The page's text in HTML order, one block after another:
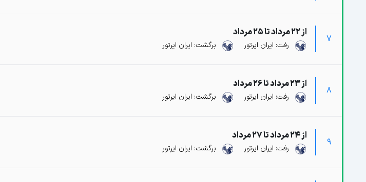
7
از 22 مرداد تا 25 مرداد
رفت: ایران ایرتور برگشت: ایران ایرتور
8
از 23 مرداد تا 26 مرداد
رفت: ایران ایرتور برگشت: ایران ایرتور
9
از 24 مرداد تا 27 مرداد
رفت: ایران ایرتور برگشت: ایران ایرتور